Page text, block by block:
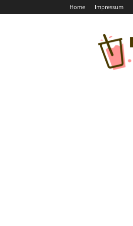
Home Impressum